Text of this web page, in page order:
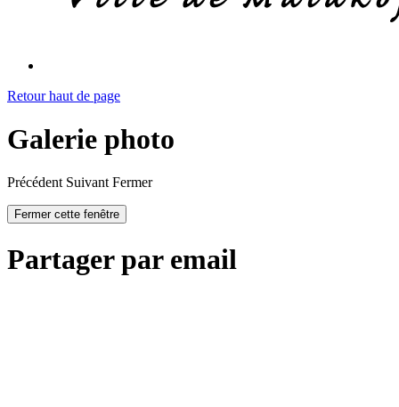
Retour haut de page
Galerie photo
Précédent Suivant Fermer
Fermer cette fenêtre
Partager par email